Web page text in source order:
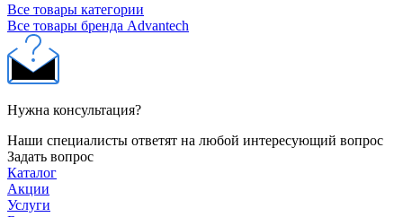
Все товары категории
Все товары бренда Advantech
Нужна консультация?
Наши специалисты ответят на любой интересующий вопрос
Задать вопрос
Каталог
Акции
Услуги